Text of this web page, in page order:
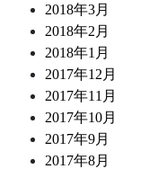
2018年3月
2018年2月
2018年1月
2017年12月
2017年11月
2017年10月
2017年9月
2017年8月